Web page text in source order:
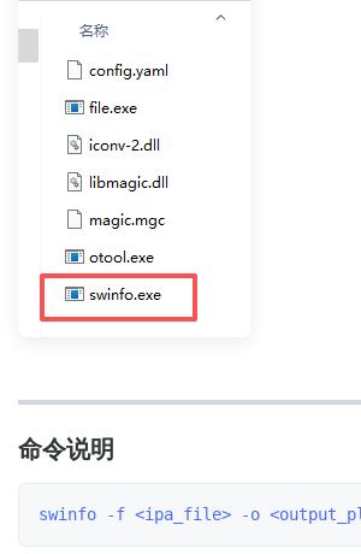
命令说明